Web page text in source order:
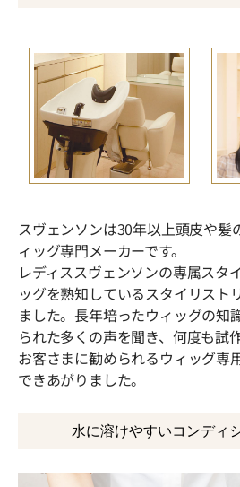
スヴェンソンは30年以上頭皮や髪
ィッグ専門メーカーです。
レディススヴェンソンの専属スタ
ッグを熟知しているスタイリスト
ました。長年培ったウィッグの知
られた多くの声を聞き、何度も試
お客さまに勧められるウィッグ専
できあがりました。
水に溶けやすいコンディ